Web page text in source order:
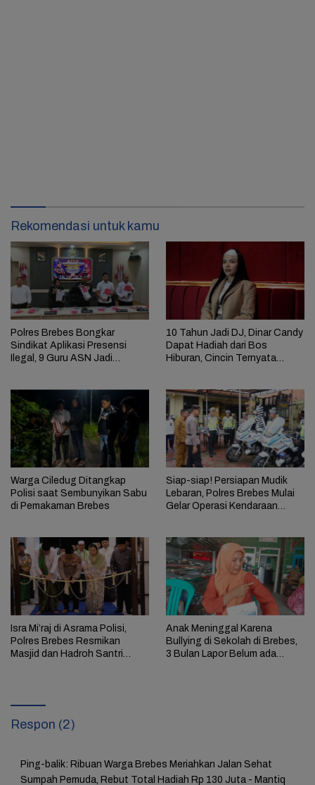
Rekomendasi untuk kamu
Polres Brebes Bongkar
Sindikat Aplikasi Presensi
Ilegal, 9 Guru ASN Jadi
10 Tahun Jadi DJ, Dinar Candy
Dapat Hadiah dari Bos
Hiburan, Cincin Ternyata
Warga Ciledug Ditangkap
Polisi saat Sembunyikan Sabu
di Pemakaman Brebes
Siap-siap! Persiapan Mudik
Lebaran, Polres Brebes Mulai
Gelar Operasi Kendaraan
Isra Mi’raj di Asrama Polisi,
Polres Brebes Resmikan
Masjid dan Hadroh Santri
Anak Meninggal Karena
Bullying di Sekolah di Brebes,
3 Bulan Lapor Belum ada
Respon (2)
Ping-balik: Ribuan Warga Brebes Meriahkan Jalan Sehat
Sumpah Pemuda, Rebut Total Hadiah Rp 130 Juta - Mantiq